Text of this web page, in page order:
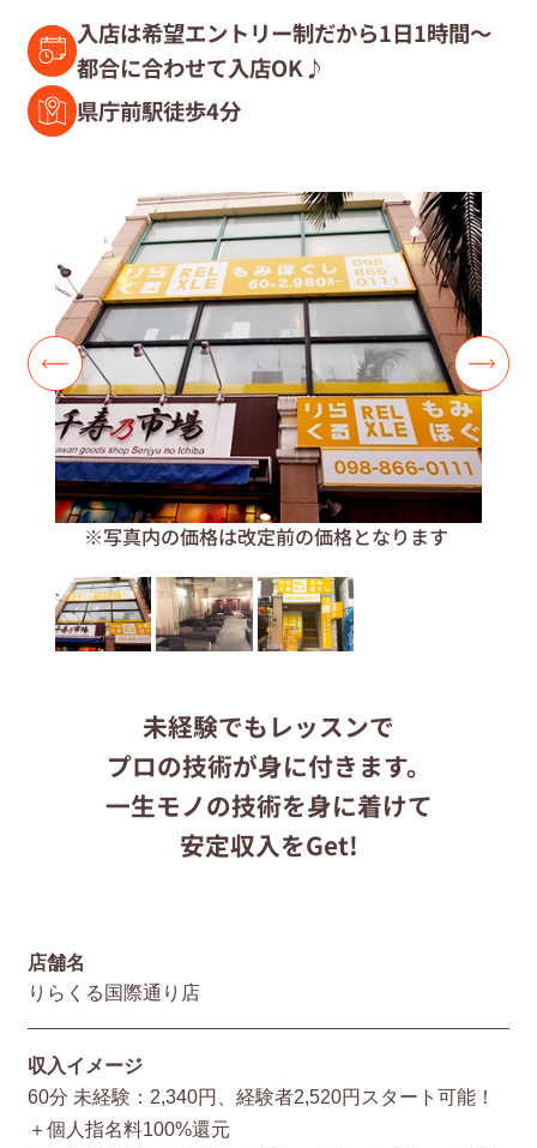
復職セラピスト募集
コラム一覧
よくあるご質問
応募する
りらくるサイト
入店は希望エントリー制だから1日1時間～
都合に合わせて入店OK♪
県庁前駅徒歩4分
※写真内の価格は改定前の価格となります
未経験でもレッスンで
プロの技術が身に付きます。
一生モノの技術を身に着けて
安定収入をGet!
店舗名
りらくる国際通り店
収入イメージ
60分 未経験：2,340円、経験者2,520円スタート可能！
＋個人指名料100%還元